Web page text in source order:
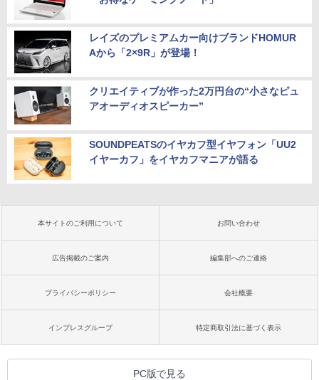
レイズのプレミアムカー向けブランドHOMUR
Aから「2×9R」が登場！
クリエイティブが作った2万円台の“小さなピュ
アオーディオスピーカー”
SOUNDPEATSのイヤカフ型イヤフォン「UU2
イヤーカフ」をイヤカフマニアが語る
本サイトのご利用について お問い合わせ
広告掲載のご案内 編集部へのご連絡
プライバシーポリシー 会社概要
インプレスグループ 特定商取引法に基づく表示
PC版で見る